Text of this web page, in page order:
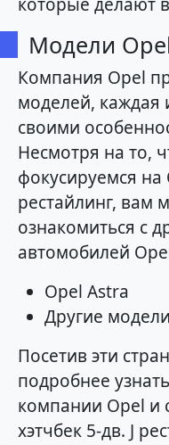
Модели
Компания Opel
моделей, каждая
своими
Несмотря на то,
фокусируемся на
рестайлинг, вам
ознакомиться с
автомобилей
Opel Astra
Другие
Посетив эти
подробнее
компании Opel и
хэтчбек 5-дв. J